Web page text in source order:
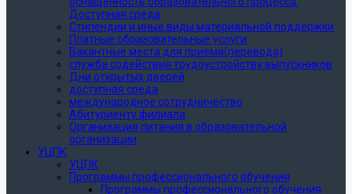
Доступная среда
Стипендии и иные виды материальной поддержки
Платные образовательные услуги
Вакантные места для приема(перевода)
служба содействия трудоустройству выпускников
Дни открытых дверей
доступная среда
международное сотрудничество
Абитуриенту филиала
Организация питания в образовательной
организации
УЦПК
УЦПК
Программы профессионального обучения
Программы профессионального обучения